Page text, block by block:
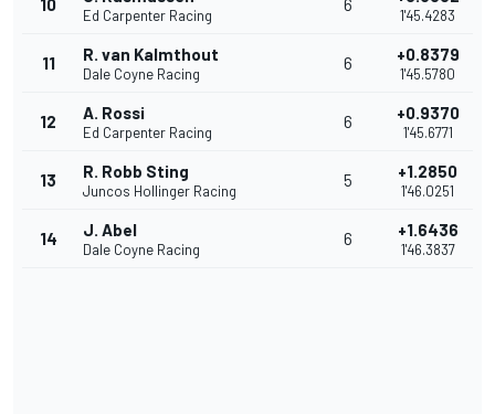
10
Ed Carpenter Racing
6
1'45.4283
11 R. van Kalmthout
Dale Coyne Racing
6 +0.8379
1'45.5780
12 A. Rossi
Ed Carpenter Racing
6 +0.9370
1'45.6771
13 R. Robb Sting
Juncos Hollinger Racing
5 +1.2850
1'46.0251
14 J. Abel
Dale Coyne Racing
6 +1.6436
1'46.3837